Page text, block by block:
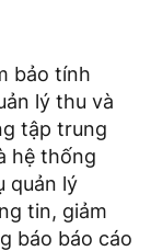
bảo tính
lý thu và
tập trung
hệ thống
quản lý
tin, giảm
báo báo cáo